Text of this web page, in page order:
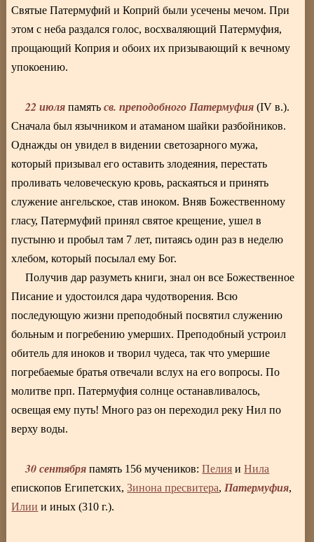
Святые Патермуфий и Коприй были усечены мечом. При
этом с неба раздался голос, восхваляющий Патермуфия,
прощающий Коприя и обоих их призывающий к вечному
упокоению.
22 июля памятьсв. преподобного Патермуфия (IV в.).
Сначала был язычником и атаманом шайки разбойников.
Однажды он увидел в видении светозарного мужа,
который призывал его оставить злодеяния, перестать
проливать человеческую кровь, раскаяться и принять
служение ангельское, став иноком. Вняв Божественному
гласу, Патермуфий принял святое крещение, ушел в
пустыню и пробыл там 7 лет, питаясь один раз в неделю
хлебом, который посылал ему Бог.
Получив дар разуметь книги, знал он все Божественное
Писание и удостоился дара чудотворения. Всю
последующую жизни преподобный посвятил служению
больным и погребению умерших. Преподобный устроил
обитель для иноков и творил чудеса, так что умершие
погребаемые братья отвечали вслух на его вопросы. По
молитве прп. Патермуфия солнце останавливалось,
освещая ему путь! Много раз он переходил реку Нил по
верху воды.
30 сентября память 156 мучеников:Пелия иНила
епископов Египетских,Зинона пресвитера, Патермуфия,
Илии и иных (310 г.).